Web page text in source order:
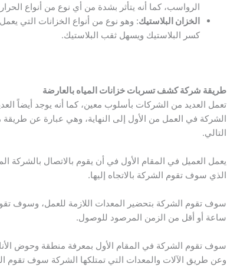
الرواسب، كما أنه يتأثر بشدة من أي نوع من أنواع
الخزان البلاستيك: وهو نوع من أنواع الخزانات التي
كسر البلاستيك ويسهل ثقب البلاستيك.
طريقة شركة كشف تسربات خزانات المياه بالعارضة
تعمل العديد من الشركات بأسلوب معين، كما أنه يوجد أيضاً
الشركة في العمل من الأول إلى النهاية، وهي عبارة عن
التالي.
يعمل العميل في المقام الأول في أن يقوم بالاتصال
الذي سوف تقوم الشركة بالاتجاه إليها.
سوف تقوم الشركة بتحضير المعدات اللازمة للعمل، وسوف
ساعة أو أقل من الزمن المرصود للوصول.
سوف تقوم الشركة في المقام الأول بمعرفة منطقة وحوض
وعن طريق الآلات والمعدات التي تمتلكها الشركة سوف